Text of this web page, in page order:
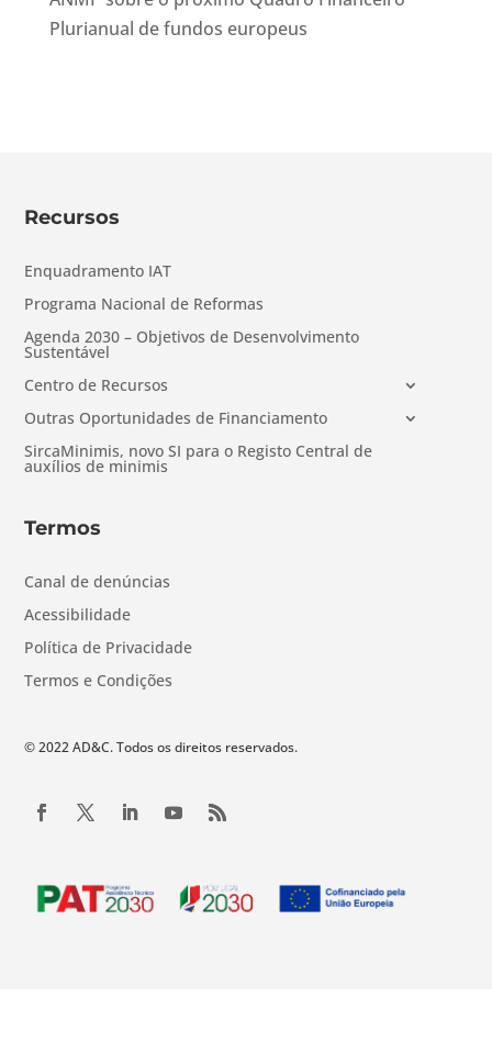
Plurianual de fundos europeus
Recursos
Enquadramento IAT
Programa Nacional de Reformas
Agenda 2030 – Objetivos de Desenvolvimento
Sustentável
Centro de Recursos
Outras Oportunidades de Financiamento
SircaMinimis, novo SI para o Registo Central de
auxílios de minimis
Termos
Canal de denúncias
Acessibilidade
Política de Privacidade
Termos e Condições
© 2022 AD&C. Todos os direitos reservados.